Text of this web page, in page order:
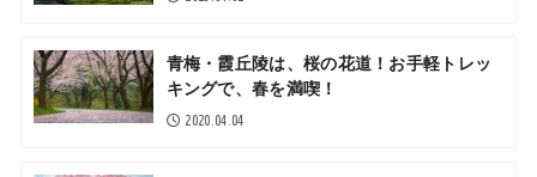
青梅・霞丘陵は、桜の花道！お手軽トレッ
キングで、春を満喫！
2020.04.04